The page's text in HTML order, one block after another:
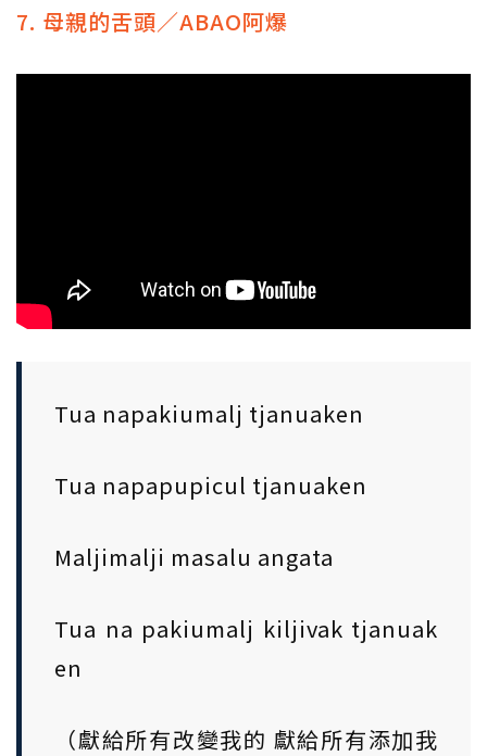
7. 母親的舌頭／ABAO阿爆
Tua napakiumalj tjanuaken
Tua napapupicul tjanuaken
Maljimalji masalu angata
Tua na pakiumalj kiljivak tjanuak
en
（獻給所有改變我的 獻給所有添加我